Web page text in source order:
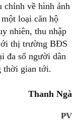
chỉnh về hình ảnh
loại căn hộ
nhiên, thu nhập
thị trường BĐS
đa số người dân
thời gian tới.
Thanh Ngà
PV